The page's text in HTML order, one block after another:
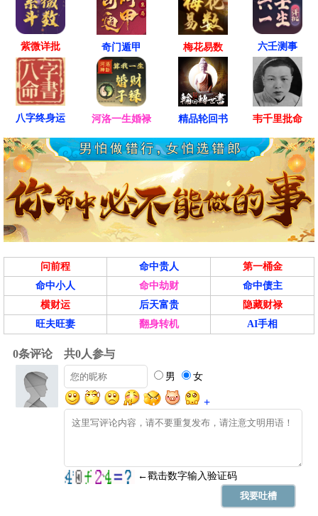
紫微详批 奇门遁甲 梅花易数 六壬测事
八字终身运 河洛一生婚禄 精品轮回书 韦千里批命
问前程 命中贵人
第一桶金
命中小人
命中劫财
命中债主
横财运
后天富贵
隐藏财禄
旺夫旺妻
翻身转机 AI手相